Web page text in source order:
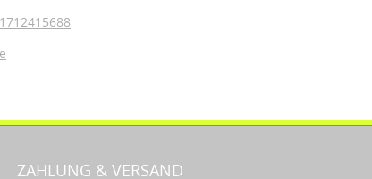
ZAHLUNG & VERSAND